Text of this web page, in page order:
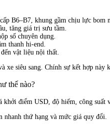
B6–B7, khung gầm chịu lực bom
tăng giá trị sưu tầm.
số chuyên dụng.
thanh hi-end.
vật liệu nội thất.
siêu sang. Chính sự kết hợp
thế nào?
điểm USD, độ hiếm, công
thứ hạng và mức giá quy đổi.